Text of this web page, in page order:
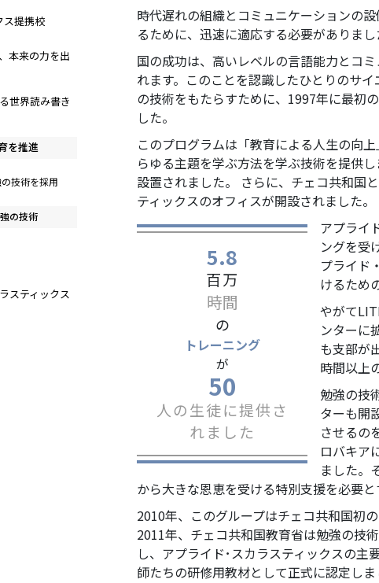
時代遅れの組織とコミュニケーションの
るために、迅速に適応する必要がありまし
国の成功は、高いレベルの言語能力とコ
れます。このことを認識したひとりのサ
の技術をもたらすために、1997年に最初
した。
このプログラムは「教育による人生の
らゆる主題を学ぶ方法を学ぶ技術を提供
設置されました。 さらに、チェコ共和国
ティックスのオフィスが開設されました。
5.8
百万
時間
の
トレーニング
が
50
人の生徒に提供さ
れました
アプライ
ングを受
プライド
けるため
やがて
ンターに
も支部が
時間以上
勉強の技
ターも開
させるの
ロバキア
ました。
から大きな恩恵を受ける特別支援を必要と
2010年、このグループはチェコ共和国初
2011年、チェコ共和国教育省は勉強の技
し、アプライド･スカラスティックスの主
師たちの研修用教材として正式に認定しま
ス提携校
本来の力を出
世界読み書き
を推進
技術を採用
の技術
スティックス